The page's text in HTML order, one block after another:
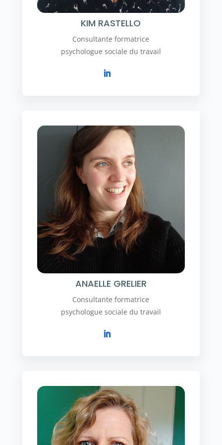
KIM RASTELLO
Consultante formatrice
psychologue sociale du travail
ANAELLE GRELIER
Consultante formatrice
psychologue sociale du travail